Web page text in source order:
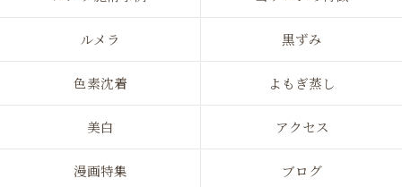
ルメラ 黒ずみ
色素沈着 よもぎ蒸し
美白 アクセス
漫画特集 ブログ